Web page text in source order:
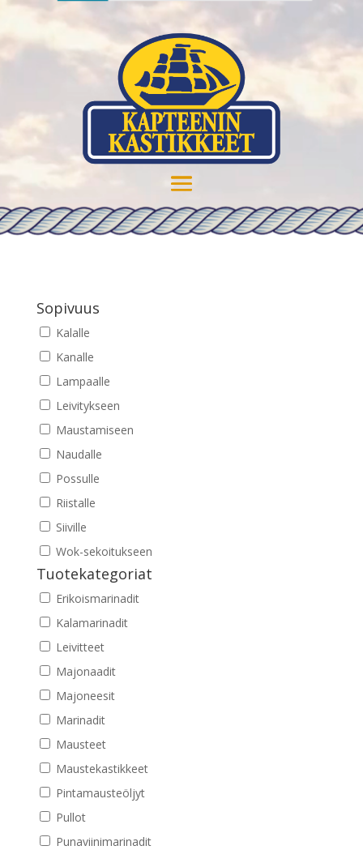
Sopivuus
Kalalle
Kanalle
Lampaalle
Leivitykseen
Maustamiseen
Naudalle
Possulle
Riistalle
Siiville
Wok-sekoitukseen
Tuotekategoriat
Erikoismarinadit
Kalamarinadit
Leivitteet
Majonaadit
Majoneesit
Marinadit
Mausteet
Maustekastikkeet
Pintamausteöljyt
Pullot
Punaviinimarinadit